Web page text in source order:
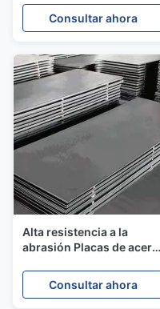
caliente de 1 a 40 mm
Hadfield de manganeso
Consultar ahora
Alta resistencia a la
abrasión Placas de acero
NM400 AR400
Consultar ahora